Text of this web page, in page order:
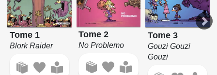
Tome 1
Blork Raider
Tome 2
No Problemo
Tome 3
Gouzi Gouzi
Gouzi